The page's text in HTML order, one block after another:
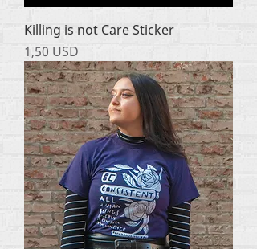
Killing is not Care Sticker
Ціна
1,50 USD